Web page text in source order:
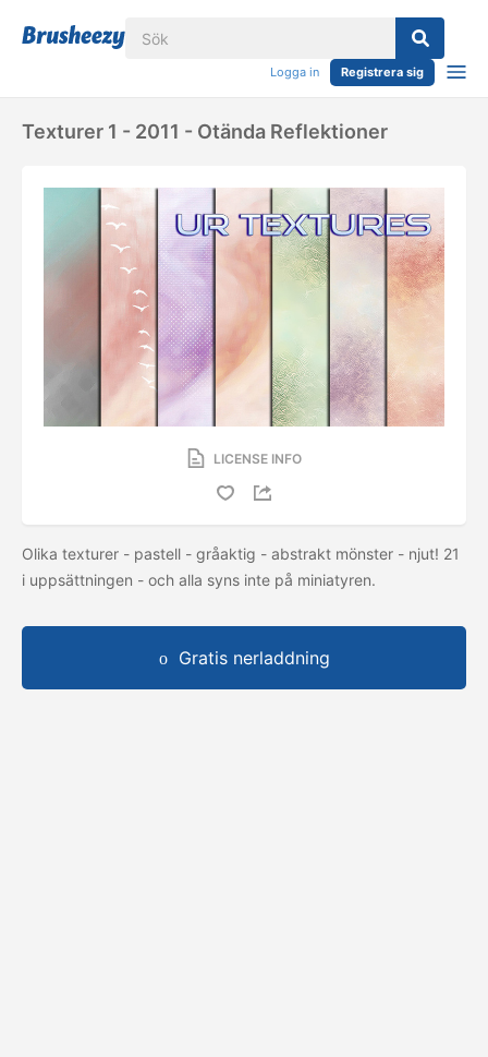
Logga in Registrera sig
Texturer 1 - 2011 - Otända Reflektioner
LICENSE INFO
Olika texturer - pastell - gråaktig - abstrakt mönster - njut! 21
i uppsättningen - och alla syns inte på miniatyren.
Gratis nerladdning